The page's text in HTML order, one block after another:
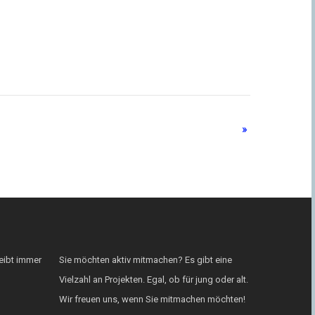
»
immer
Sie möchten aktiv mitmachen? Es gibt eine
Vielzahl an Projekten. Egal, ob für jung oder alt.
Wir freuen uns, wenn Sie mitmachen möchten!